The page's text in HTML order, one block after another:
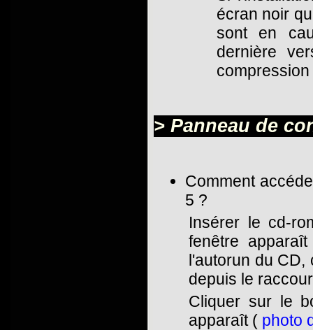
écran noir
sont en
dernière
> Panneau de
Comment
5 ?
Insérer le cd-
fenêtre
l'autorun du CD,
depuis le
Cliquer sur le
apparaît ( photo